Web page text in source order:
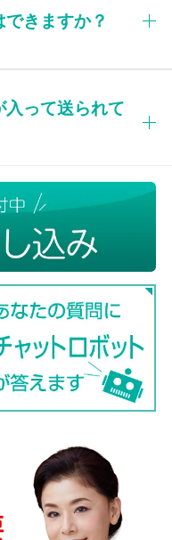
きますか？
入って送られて